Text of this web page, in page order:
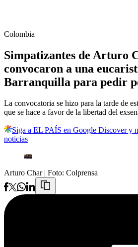
Colombia
Simpatizantes de Arturo
convocaron a una
Barranquilla para pedir
La convocatoria se hizo para la tarde de
que se hace a favor de la libertad del
Siga a EL PAÍS en Google Discover y
noticias
Arturo Char | Foto: Colprensa